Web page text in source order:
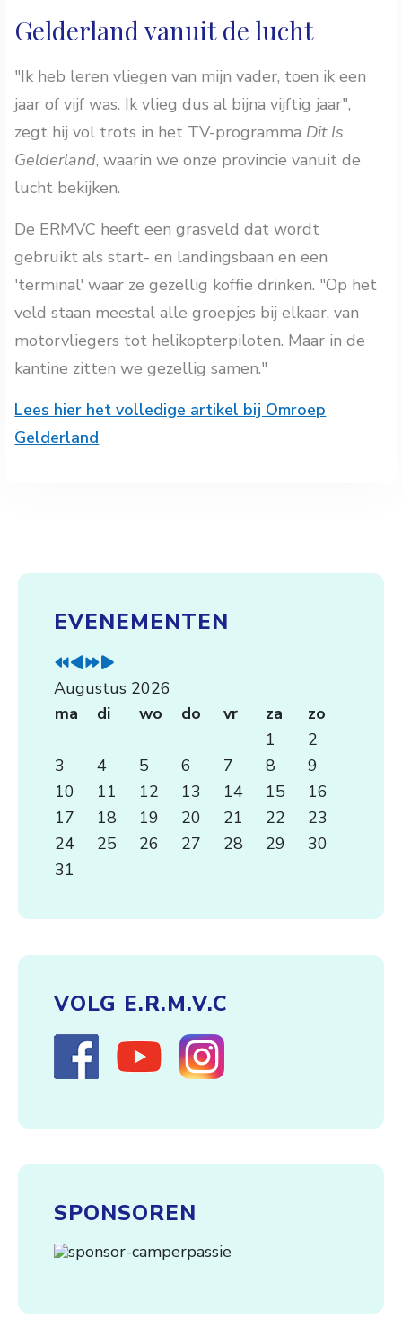
Gelderland vanuit de lucht
"Ik heb leren vliegen van mijn vader, toen ik een
jaar of vijf was. Ik vlieg dus al bijna vijftig jaar",
zegt hij vol trots in het TV-programma Dit Is
Gelderland, waarin we onze provincie vanuit de
lucht bekijken.
De ERMVC heeft een grasveld dat wordt
gebruikt als start- en landingsbaan en een
'terminal' waar ze gezellig koffie drinken. "Op het
veld staan meestal alle groepjes bij elkaar, van
motorvliegers tot helikopterpiloten. Maar in de
kantine zitten we gezellig samen."
Lees hier het volledige artikel bij Omroep
Gelderland
EVENEMENTEN
V
r
g
J
a
r
V
r
g
e
M
n
d
V
l
e
n
V
l
e
n
d
M
a
a
n
Augustus 2026
ma
di wo do vr za
zo
1
2
3
4 5 6 7 8
9
10
11 12 13 14 15
16
17
18 19 20 21 22
23
24
25 26 27 28 29
30
31
VOLG E.R.M.V.C
SPONSOREN